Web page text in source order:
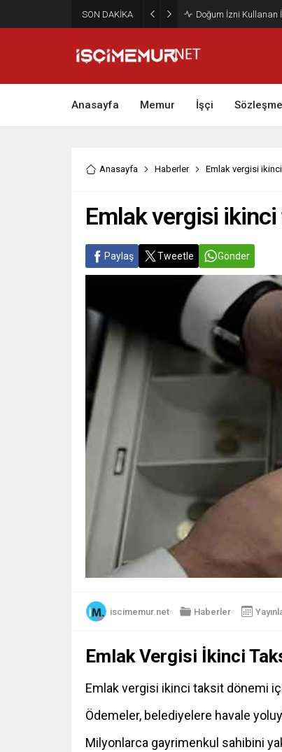
SON DAKİKA Maktu Mesai
Anasayfa Memur İşçi
Anasayfa Haberler Emlak vergisi
Emlak vergisi
Paylaş Tweetle Gönder
iscimemur.net Haberler
Emlak Vergisi İkinci
Emlak vergisi ikinci taksit dönemi
Ödemeler, belediyelere havale
Milyonlarca gayrimenkul sahibini